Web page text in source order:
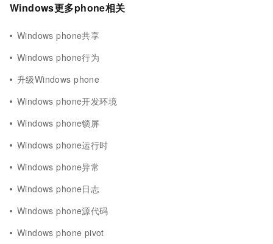
Windows更多phone相关
Windows phone共享
Windows phone行为
升级Windows phone
Windows phone开发环境
Windows phone锁屏
Windows phone运行时
Windows phone异常
Windows phone日志
Windows phone源代码
Windows phone pivot